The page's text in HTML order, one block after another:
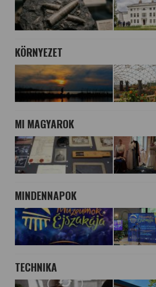
KÖRNYEZET
MI MAGYAROK
MINDENNAPOK
TECHNIKA